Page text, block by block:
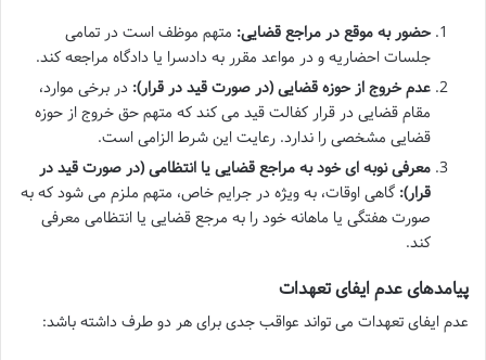
حضور به موقع در مراجع قضایی: متهم موظف است در تمامی
جلسات احضاریه و در مواعد مقرر به دادسرا یا دادگاه مراجعه کند.
عدم خروج از حوزه قضایی (در صورت قید در قرار): در برخی موارد،
مقام قضایی در قرار کفالت قید می کند که متهم حق خروج از حوزه
قضایی مشخصی را ندارد. رعایت این شرط الزامی است.
معرفی نوبه ای خود به مراجع قضایی یا انتظامی (در صورت قید در
قرار): گاهی اوقات، به ویژه در جرایم خاص، متهم ملزم می شود که به
صورت هفتگی یا ماهانه خود را به مرجع قضایی یا انتظامی معرفی
کند.
پیامدهای عدم ایفای تعهدات
عدم ایفای تعهدات می تواند عواقب جدی برای هر دو طرف داشته باشد: